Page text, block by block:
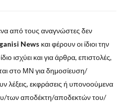
από τους αναγνώστες δεν
News και φέρουν οι ίδιοι την
ισχύει και για άρθρα, επιστολές,
στο ΜΝ για δημοσίευση/
λέξεις, εκφράσεις ή υπονοούμενα
των αποδέκτη/αποδεκτών του/